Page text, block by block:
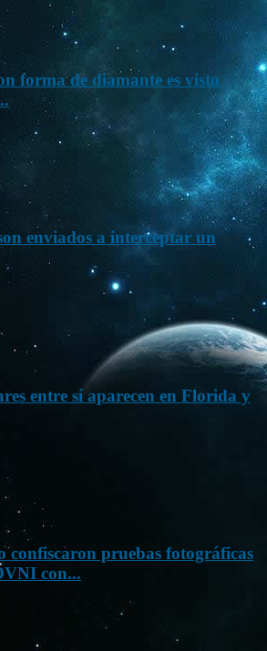
forma de diamante es visto
enviados a interceptar un
entre sí aparecen en Florida y
confiscaron pruebas fotográficas
con...